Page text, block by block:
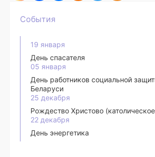
События
19 января
День спасателя
05 января
День работников социальной
Беларуси
25 декабря
Рождество Христово
22 декабря
День энергетика